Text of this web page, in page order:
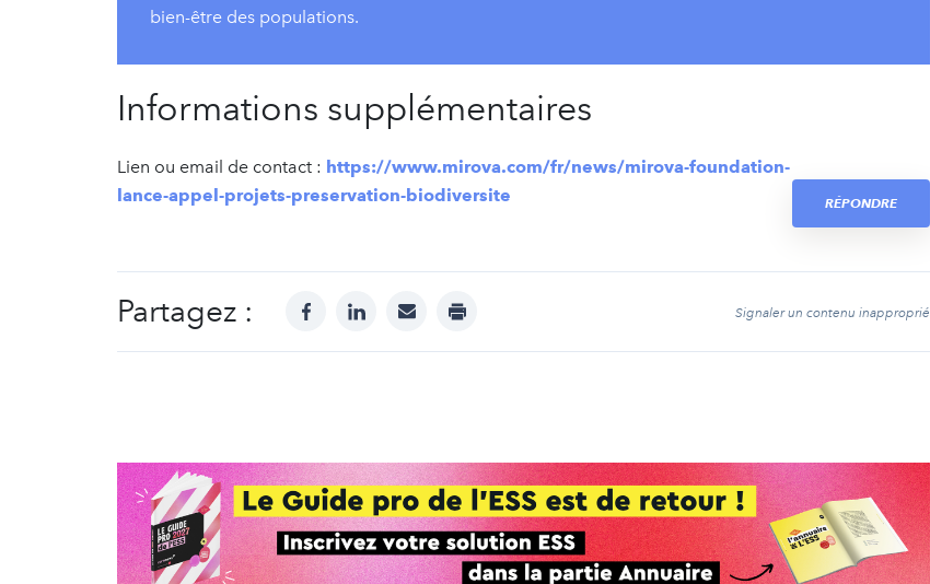
bien-être des populations.
Informations supplémentaires
Lien ou email de contact : https://www.mirova.com/fr/news/mirova-foundation-
lance-appel-projets-preservation-biodiversite
RÉPONDRE
Partagez : facebooklinkedinmail print Signaler un contenu inapproprié